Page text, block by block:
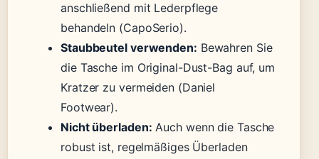
anschließend mit Lederpflege
behandeln (CapoSerio).
Staubbeutel verwenden: Bewahren Sie
die Tasche im Original-Dust-Bag auf, um
Kratzer zu vermeiden (Daniel
Footwear).
Nicht überladen: Auch wenn die Tasche
robust ist, regelmäßiges Überladen